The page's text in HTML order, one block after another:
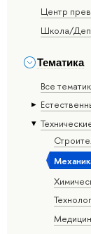
Центр
Школа/
Тематика
Все